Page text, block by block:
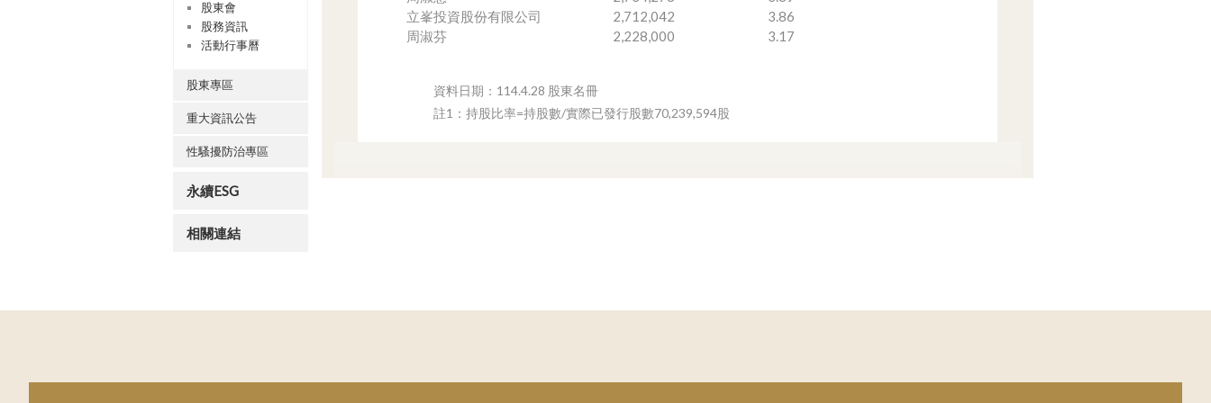
股東會
股務資訊
活動行事曆
股東專區
重大資訊公告
性騷擾防治專區
永續ESG
相關連結
立峯投資股份有限公司
2,712,042
3.86
周淑芬
2,228,000 3.17
資料日期：114.4.28 股東名冊
註1：持股比率=持股數/實際已發行股數70,239,594股